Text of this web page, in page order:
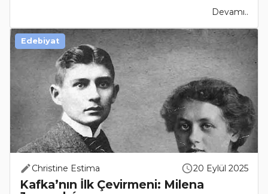
Devamı..
Christine Estima 20 Eylül 2025
Kafka’nın İlk Çevirmeni: Milena
Edebiyat